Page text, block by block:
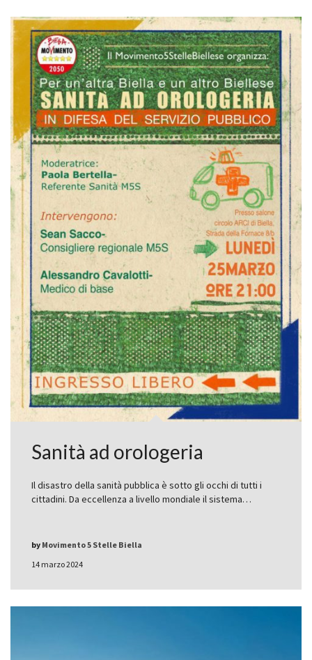
Sanità ad orologeria
Il disastro della sanità pubblica è sotto gli occhi di tutti i
cittadini. Da eccellenza a livello mondiale il sistema…
14 marzo 2024
by Movimento 5 Stelle Biella